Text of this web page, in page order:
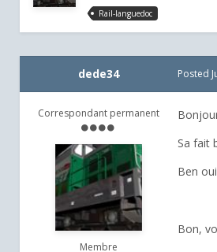
Rail-languedoc
dede34
Correspondant permanent
Membre
Posted
Sa fait
Ben
Bon,